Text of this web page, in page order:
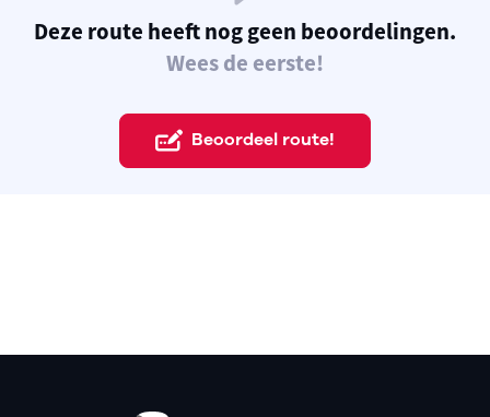
Deze route heeft nog geen beoordelingen.
Wees de eerste!
Beoordeel route!